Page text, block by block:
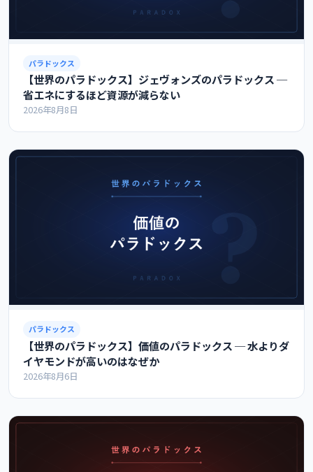
パラドックス
【世界のパラドックス】ジェヴォンズのパラドックス ─
省エネにするほど資源が減らない
2026年8月8日
パラドックス
【世界のパラドックス】価値のパラドックス ─ 水よりダ
イヤモンドが高いのはなぜか
2026年8月6日